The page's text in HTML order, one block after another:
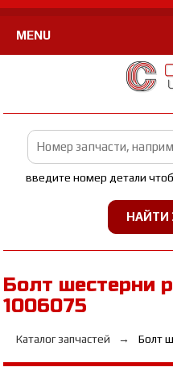
MENU
введите номер детали
Болт шестерни
1006075
Каталог запчастей Болт